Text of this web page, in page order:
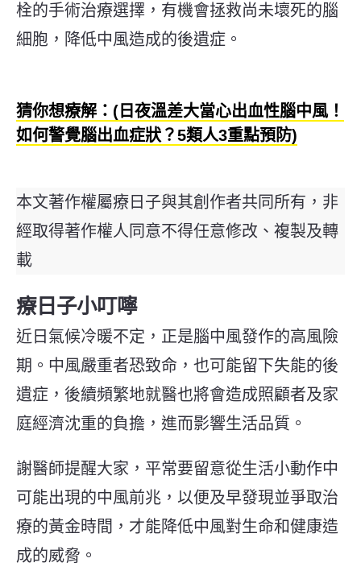
栓的手術治療選擇，有機會拯救尚未壞死的腦
細胞，降低中風造成的後遺症。
猜你想療解：(日夜溫差大當心出血性腦中風！
如何警覺腦出血症狀？5類人3重點預防)
本文著作權屬療日子與其創作者共同所有，非
經取得著作權人同意不得任意修改、複製及轉
載
療日子小叮嚀
近日 氣候冷暖不定，正是腦中風發作的高風險
期。中風嚴重者恐致命，也可能留下失能的後
遺症，後續頻繁地就醫也將會造成照顧者及家
庭經濟沈重的負擔，進而影響生活品質。
謝醫師提醒大家 ，平常要留意從生活小動作中
可能出現的中風前兆，以便及早發現並爭取治
療的黃金時間，才能降低中風對生命和健康造
成的威脅。